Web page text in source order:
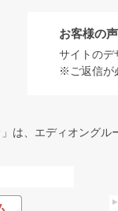
お客様の
サイトのデ
※ご返信が
」は、エディオング